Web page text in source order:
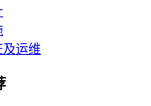
及运维